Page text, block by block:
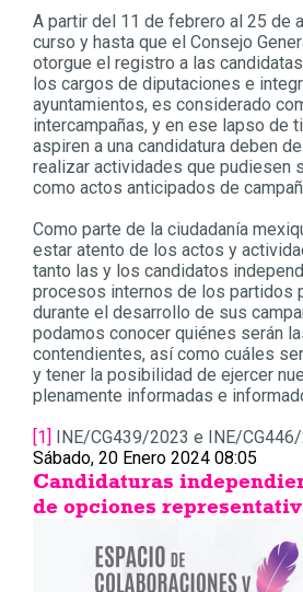
A partir del 11 de febrero al 25 de
curso y hasta que el Consejo
otorgue el registro a las
los cargos de diputaciones e
ayuntamientos, es considerado
intercampañas, y en ese lapso de
aspiren a una candidatura deben
realizar actividades que pudiesen
como actos anticipados de
Como parte de la ciudadanía
estar atento de los actos y
tanto las y los candidatos
procesos internos de los partidos
durante el desarrollo de sus
podamos conocer quiénes serán
contendientes, así como cuáles
y tener la posibilidad de ejercer
plenamente informadas e
[1] INE/CG439/2023 e INE/
Sábado, 20 Enero 2024 08:05
Candidaturas
de opciones